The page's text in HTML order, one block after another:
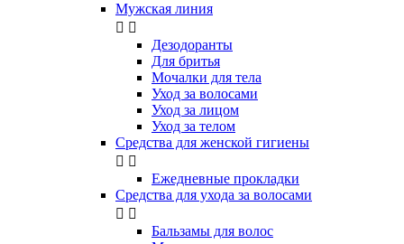
Мужская линия
 
Дезодоранты
Для бритья
Мочалки для тела
Уход за волосами
Уход за лицом
Уход за телом
Средства для женской гигиены
 
Ежедневные прокладки
Средства для ухода за волосами
 
Бальзамы для волос